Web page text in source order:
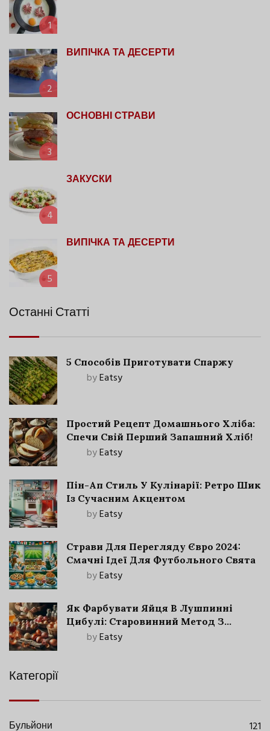
1
2
ВИПІЧКА ТА ДЕСЕРТИ
3
ОСНОВНІ СТРАВИ
4
ЗАКУСКИ
5
ВИПІЧКА ТА ДЕСЕРТИ
Останні Статті
5 Способів Приготувати Спаржу
byEatsy
Простий Рецепт Домашнього Хліба:
Спечи Свій Перший Запашний Хліб!
byEatsy
Пін-Ап Стиль У Кулінарії: Ретро Шик
Із Сучасним Акцентом
byEatsy
Страви Для Перегляду Євро 2024:
Смачні Ідеї Для Футбольного Свята
byEatsy
Як Фарбувати Яйця В Лушпинні
Цибулі: Старовинний Метод З
Сучасними Нюансами
byEatsy
Категорії
Бульйони
121